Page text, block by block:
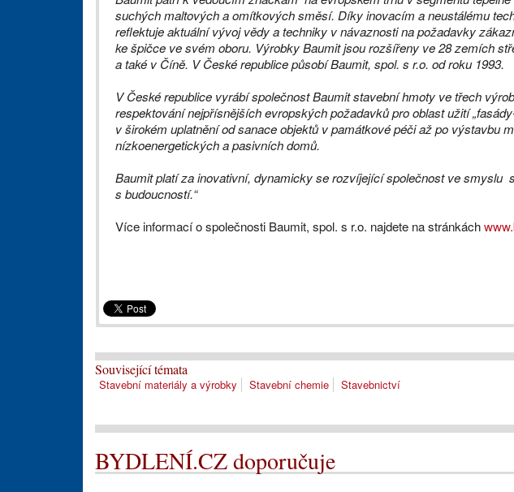
suchých maltových a omítkových směsí. Díky inovacím a neustálému
reflektuje aktuální vývoj vědy a techniky v návaznosti na požadavky
ke špičce ve svém oboru. Výrobky Baumit jsou rozšířeny ve 28 zemích
a také v Číně. V České republice působí Baumit, spol. s r.o. od roku 1993.
V České republice vyrábí společnost Baumit stavební hmoty ve třech
respektování nejpřísnějších evropských požadavků pro oblast užití
v širokém uplatnění od sanace objektů v památkové péči až po výstavbu
nízkoenergetických a pasivních domů.
Baumit platí za inovativní, dynamicky se rozvíjející společnost ve smyslu
s budoucností.“
Více informací o společnosti Baumit, spol. s r.o. najdete na stránkách
Související témata
Stavební materiály a výrobky Stavební chemie Stavebnictví
BYDLENÍ.CZ doporučuje